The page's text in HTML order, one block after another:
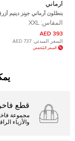
أرماني
بنطلون أرماني جينز دينيم
بوصة
المقاس: XXL
393 AED
السعر المبدئي: 737 AED
السعر المُخفض
قطع
مجموعة
والأزياء